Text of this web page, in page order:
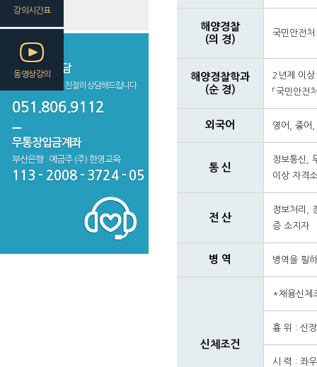
간부후보생
학원수강상담
궁금하신 사항을 친절히 상담해드립니다.
051.806.9112
무통장입금계좌
부산은행 : 예금주 (주) 한영교육
113 - 2008 - 3724 - 05
해양경찰
(의 경)
국민안전
해양경찰학과
(순 경)
2년제 이상
「국민안전
외국어 영어, 중어
통 신
정보통신,
이상 자격
전 산
정보처리,
증 소지자
병 역 병역을 필
신체조건
*채용신체
흉 위 : 신
시 력 : 좌
강의시간표
동영상강의